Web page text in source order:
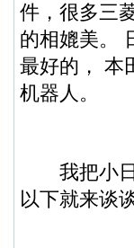
件，很多三
的相媲美。
最好的， 本
机器人。
我把小日
以下就来谈谈